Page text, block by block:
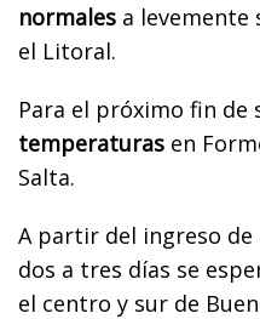
normales a levemente
el Litoral.
Para el próximo fin de
temperaturas en
Salta.
A partir del ingreso de
dos a tres días se
el centro y sur de